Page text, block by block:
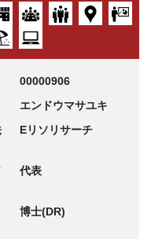
00000906
エンドウマサユキ
Eリソリサーチ
代表
博士(DR)